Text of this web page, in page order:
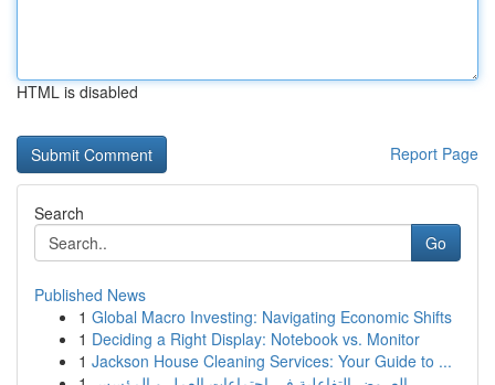
HTML is disabled
Report Page
Search
Go
Published News
1 Global Macro Investing: Navigating Economic Shifts
1 Deciding a Right Display: Notebook vs. Monitor
1 Jackson House Cleaning Services: Your Guide to ...